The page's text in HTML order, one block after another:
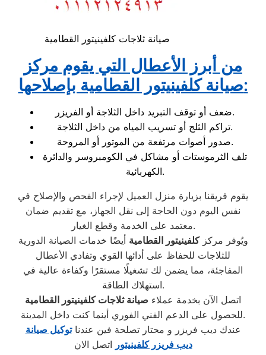
صيانة ثلاجات كلفينيتور القطامية
من أبرز الأعطال التي يقوم مركز
صيانة كلفينيتور القطامية بإصلاحها:
ضعف أو توقف التبريد داخل الثلاجة أو الفريزر.
تراكم الثلج أو تسريب المياه من داخل الثلاجة.
صدور أصوات مرتفعة من الموتور أو المروحة.
تلف الثرموستات أو مشاكل في الكومبروسر والدائرة
الكهربائية.
يقوم فريقنا بزيارة منزل العميل لإجراء الفحص والإصلاح في
نفس اليوم دون الحاجة إلى نقل الجهاز، مع تقديم ضمان
معتمد على الخدمة وقطع الغيار.
ويُوفر مركزكلفينيتور القطامية أيضًا خدمات الصيانة الدورية
للثلاجات للحفاظ على أدائها القوي وتفادي الأعطال
المفاجئة، مما يضمن لك تشغيلًا مستقرًا وكفاءة عالية في
استهلاك الطاقة.
اتصل الآن بخدمة عملاء صيانة ثلاجات كلفينيتور القطامية
للحصول على الدعم الفني الفوري أينما كنت داخل المدينة.
عندك ديب فريزر و محتار تصلحة فين عندناتوكيل صيانة
ديب فريزر كلفينيتور اتصل الان